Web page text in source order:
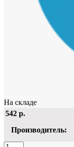
На складе
542 р.
Производитель: